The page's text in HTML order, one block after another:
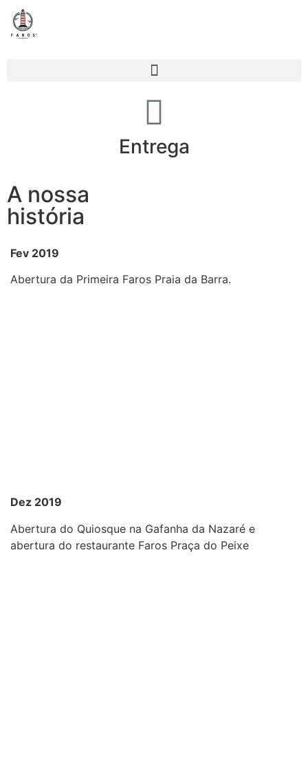
Entrega
A nossa
história
Fev 2019
Abertura da Primeira Faros Praia da Barra.
Dez 2019
Abertura do Quiosque na Gafanha da Nazaré e
abertura do restaurante Faros Praça do Peixe